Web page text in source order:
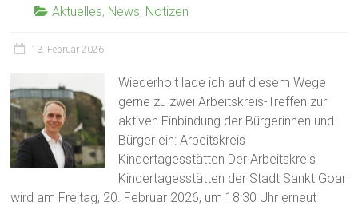
Aktuelles, News, Notizen
13. Februar 2026
Wiederholt lade ich auf diesem Wege
gerne zu zwei Arbeitskreis-Treffen zur
aktiven Einbindung der Bürgerinnen und
Bürger ein: Arbeitskreis
Kindertagesstätten Der Arbeitskreis
Kindertagesstätten der Stadt Sankt Goar
wird am Freitag, 20. Februar 2026, um 18:30 Uhr erneut